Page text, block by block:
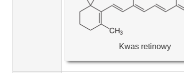
Kwas retinowy